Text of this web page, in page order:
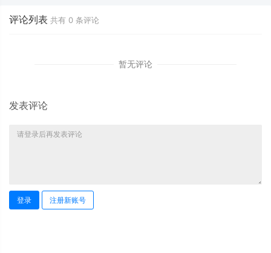
评论列表 共有 0 条评论
暂无评论
发表评论
登录 注册新账号